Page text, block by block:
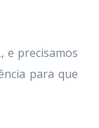
e precisamos
para que